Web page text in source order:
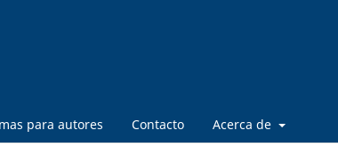
para autores Contacto Acerca de